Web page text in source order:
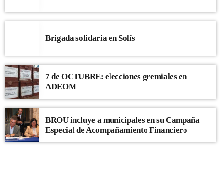
Brigada solidaria en Solís
7 de OCTUBRE: elecciones gremiales en
ADEOM
BROU incluye a municipales en su Campaña
Especial de Acompañamiento Financiero